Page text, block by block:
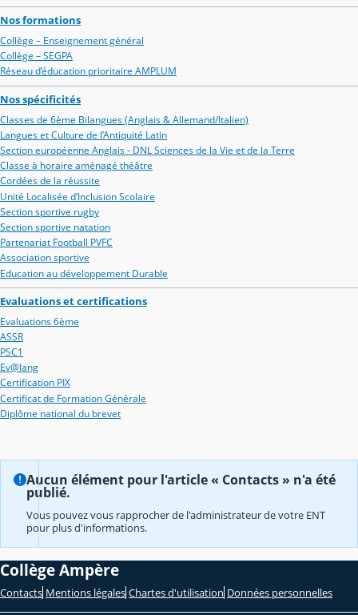
Nos formations
Collège – Enseignement général
Collège – SEGPA
Réseau d’éducation prioritaire AMPLUM
Nos spécificités
Classes de 6ème Bilangues (Anglais & Allemand/Italien)
Langues et Culture de l’Antiquité Latin
Section européenne Anglais - DNL Sciences de la Vie et de la Terre
Classe à horaire aménagé théâtre
Cordées de la réussite
Unité Localisée d’Inclusion Scolaire
Section sportive rugby
Section sportive natation
Partenariat Football PVFC
Association sportive
Education au développement Durable
Evaluations et certifications
Evaluations 6ème
ASSR
PSC1
Ev@lang
Certification PIX
Certificat de Formation Générale
Diplôme national du brevet
Aucun élément pour l'article « Contacts » n'a été
publié.
Vous pouvez vous rapprocher de l'administrateur de votre ENT
pour plus d'informations.
Collège Ampère
Contacts Mentions légales Chartes d'utilisation Données personnelles